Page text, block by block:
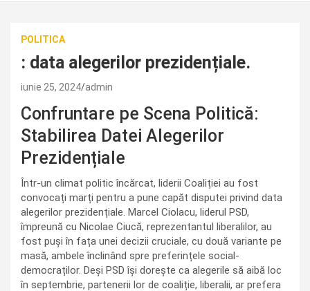
POLITICA
: data alegerilor prezidențiale.
iunie 25, 2024 admin
Confruntare pe Scena Politică:
Stabilirea Datei Alegerilor
Prezidențiale
Într-un climat politic încărcat, liderii Coaliției au fost
convocați marți pentru a pune capăt disputei privind data
alegerilor prezidențiale. Marcel Ciolacu, liderul PSD,
împreună cu Nicolae Ciucă, reprezentantul liberalilor, au
fost puși în fața unei decizii cruciale, cu două variante pe
masă, ambele înclinând spre preferințele social-
democraților. Deși PSD își dorește ca alegerile să aibă loc
în septembrie, partenerii lor de coaliție, liberalii, ar prefera